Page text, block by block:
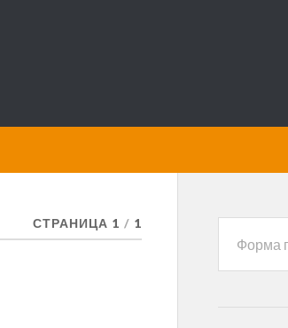
СТРАНИЦА 1 / 1